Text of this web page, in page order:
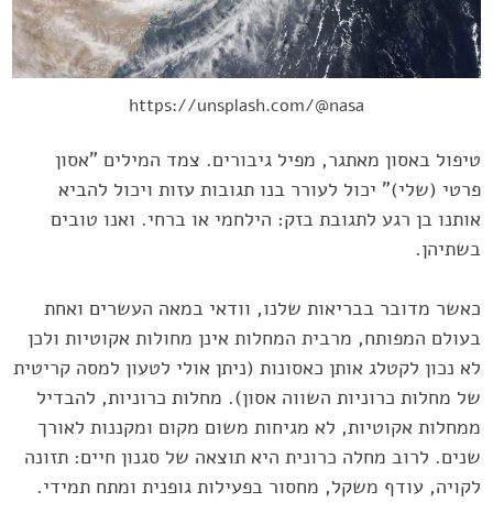
https://unsplash.com/@nasa
טיפול באסון מאתגר, מפיל גיבורים. צמד המילים "אסון
פרטי (שלי)" יכול לעורר בנו תגובות עזות ויכול להביא
אותנו בן רגע לתגובת בזק: הילחמי או ברחי. ואנו טובים
בשתיהן.
כאשר מדובר בבריאות שלנו, וודאי במאה העשרים ואחת
בעולם המפותח, מרבית המחלות אינן מחולות אקוטיות ולכן
לא נכון לקטלג אותן כאסונות (ניתן אולי לטעון למסה קריטית
של מחלות כרוניות השווה אסון). מחלות כרוניות, להבדיל
ממחלות אקוטיות, לא מגיחות משום מקום ומקננות לאורך
שנים. לרוב מחלה ‏כרונית היא תוצאה של סגנון חיים: תזונה
לקויה, עודף משקל, מחסור ‏בפעילות גופנית ומתח תמידי.‏